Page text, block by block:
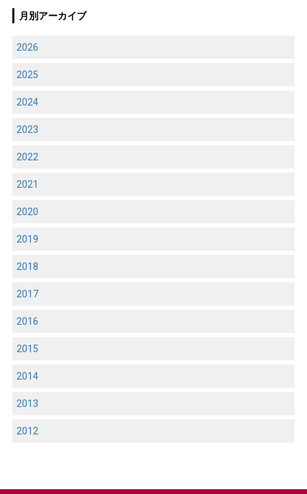
月別アーカイブ
2026
2025
2024
2023
2022
2021
2020
2019
2018
2017
2016
2015
2014
2013
2012